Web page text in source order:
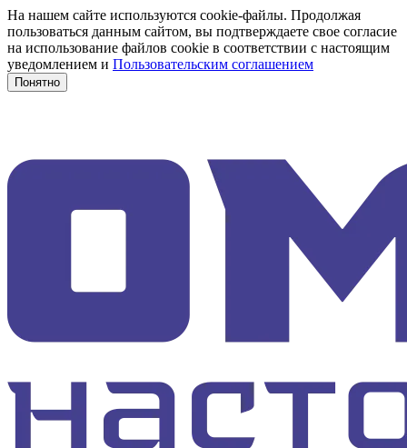
На нашем сайте используются cookie-файлы. Продолжая
пользоваться данным сайтом, вы подтверждаете свое согласие
на использование файлов cookie в соответствии с настоящим
уведомлением и Пользовательским соглашением
Понятно